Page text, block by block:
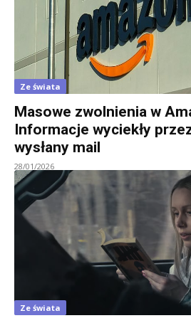
Ze świata
Masowe zwolnienia w
Informacje wyciekły
wysłany mail
28/01/2026
Ze świata